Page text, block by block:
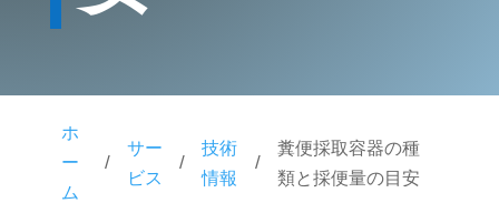
ホ
ー
ム
/
サー
ビス
/
技術
情報
/
糞便採取容器の種
類と採便量の目安